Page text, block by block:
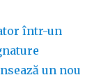
într-un
un nou